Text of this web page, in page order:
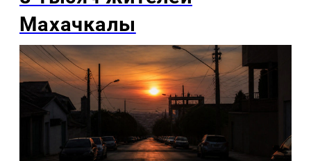
Махачкалы